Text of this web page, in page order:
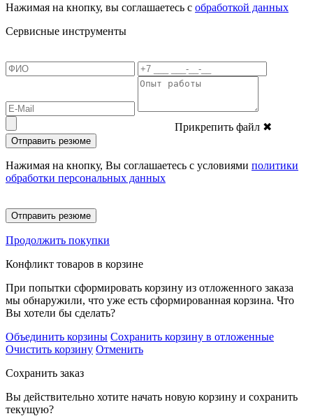
Нажимая на кнопку, вы соглашаетесь с обработкой данных
Сервисные инструменты
Прикрепить файл ✖
Отправить резюме
Нажимая на кнопку, Вы соглашаетесь с условиями политики
обработки персональных данных
Отправить резюме
Продолжить покупки
Конфликт товаров в корзине
При попытки сформировать корзину из отложенного заказа
мы обнаружили, что уже есть сформированная корзина. Что
Вы хотели бы сделать?
Объединить корзины Сохранить корзину в отложенные
Очистить корзину Отменить
Сохранить заказ
Вы действительно хотите начать новую корзину и сохранить
текущую?